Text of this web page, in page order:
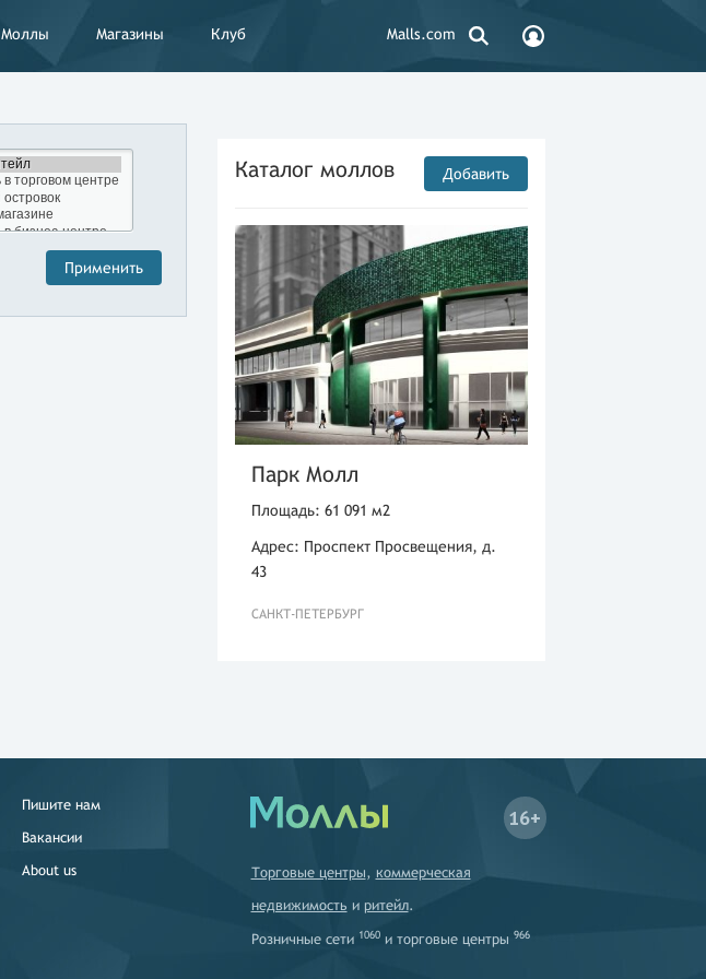
Моллы Магазины Клуб Malls.com
Каталог моллов Добавить
Парк Молл
Площадь: 61 091 м2
Адрес: Проспект Просвещения, д.
43
САНКТ-ПЕТЕРБУРГ
Пишите нам
Вакансии
About us
16+
Торговые центры, коммерческая
недвижимость и ритейл.
Розничные сети 1060и торговые центры 966